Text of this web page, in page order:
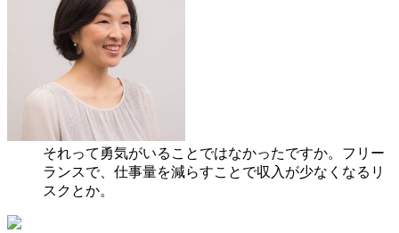
それって勇気がいることではなかったですか。フリー
ランスで、仕事量を減らすことで収入が少なくなるリ
スクとか。